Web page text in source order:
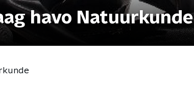
havo Natuurkunde